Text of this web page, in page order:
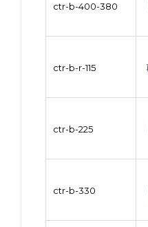
ctr-b-400-380
ctr-b-r-115
ctr-b-225
ctr-b-330